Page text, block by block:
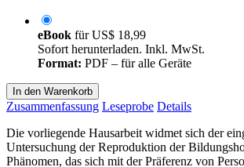
eBook fürUS$ 18,99
Sofort herunterladen. Inkl. MwSt.
Format: PDF – für alle Geräte
In den Warenkorb
Zusammenfassung Leseprobe Details
Die vorliegende Hausarbeit widmet sich der
Untersuchung der Reproduktion der
Phänomen, das sich mit der Präferenz von